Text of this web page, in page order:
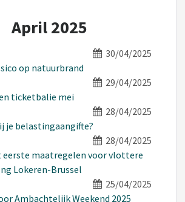
April 2025
30/04/2025
op natuurbrand
29/04/2025
ticketbalie mei
28/04/2025
je belastingaangifte?
28/04/2025
eerste maatregelen voor vlottere
Lokeren-Brussel
25/04/2025
Ambachtelijk Weekend 2025